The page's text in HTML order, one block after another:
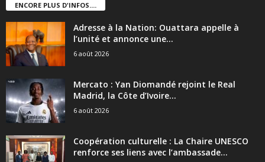
ENCORE PLUS D'INFOS....
Adresse à la Nation: Ouattara appelle à
l’unité et annonce une...
6 août 2026
Mercato : Yan Diomandé rejoint le Real
Madrid, la Côte d’Ivoire...
6 août 2026
Coopération culturelle : La Chaire UNESCO
renforce ses liens avec l’ambassade...